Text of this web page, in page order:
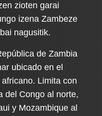
zioten garai
izena Zambeze
nagusitik.
de Zambia
ubicado en el
Limita con
del Congo al norte,
y Mozambique al